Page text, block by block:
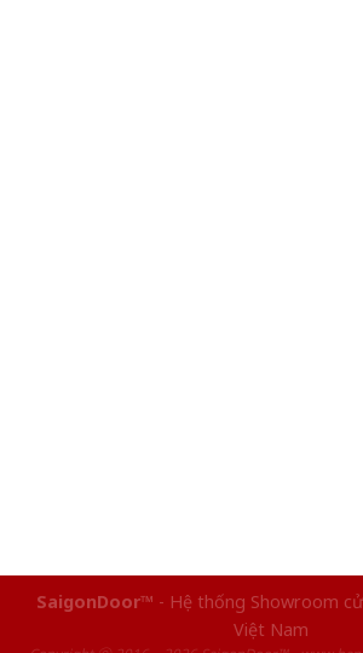
SaigonDoor™ - Hệ thống Showroom
Việt Nam